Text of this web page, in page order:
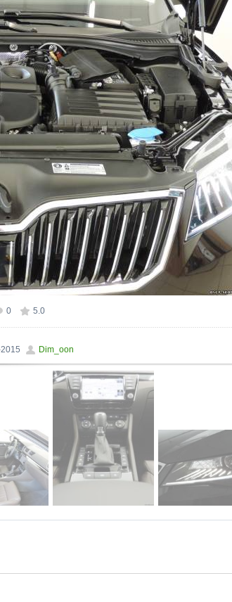
1600x1200
0 5.0
Dim_oon